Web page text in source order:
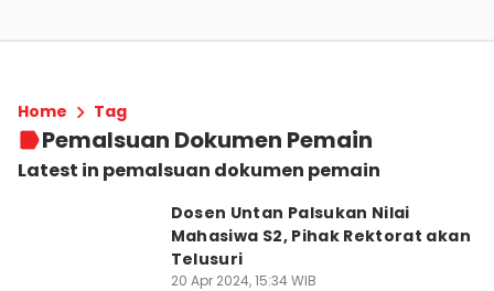
Home Tag
Pemalsuan Dokumen Pemain
Latest in pemalsuan dokumen pemain
Dosen Untan Palsukan Nilai
Mahasiwa S2, Pihak Rektorat akan
Telusuri
20 Apr 2024, 15:34 WIB